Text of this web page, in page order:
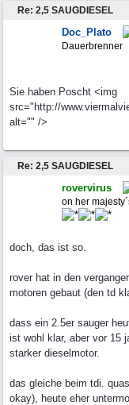
Re: 2,5 SAUGDIESEL
Doc_Plato
Dauerbrenner
Sie haben Poscht <img
src="http://
alt="" />
Re: 2,5 SAUGDIESEL
rovervirus
on her
doch, das ist so.
rover hat in den
motoren gebaut (den td
dass ein 2.5er sauger
ist wohl klar, aber vor 15
starker dieselmotor.
das gleiche beim tdi.
okay), heute eher